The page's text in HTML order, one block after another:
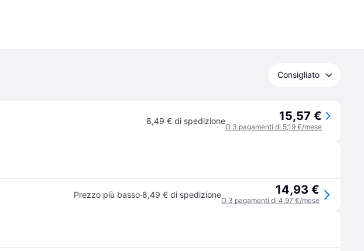
Consigliato
8,49 € di spedizione 15,57 €
O 3 pagamenti di 5,19 €/mese
Prezzo più basso·8,49 € di spedizione 14,93 €
O 3 pagamenti di 4,97 €/mese